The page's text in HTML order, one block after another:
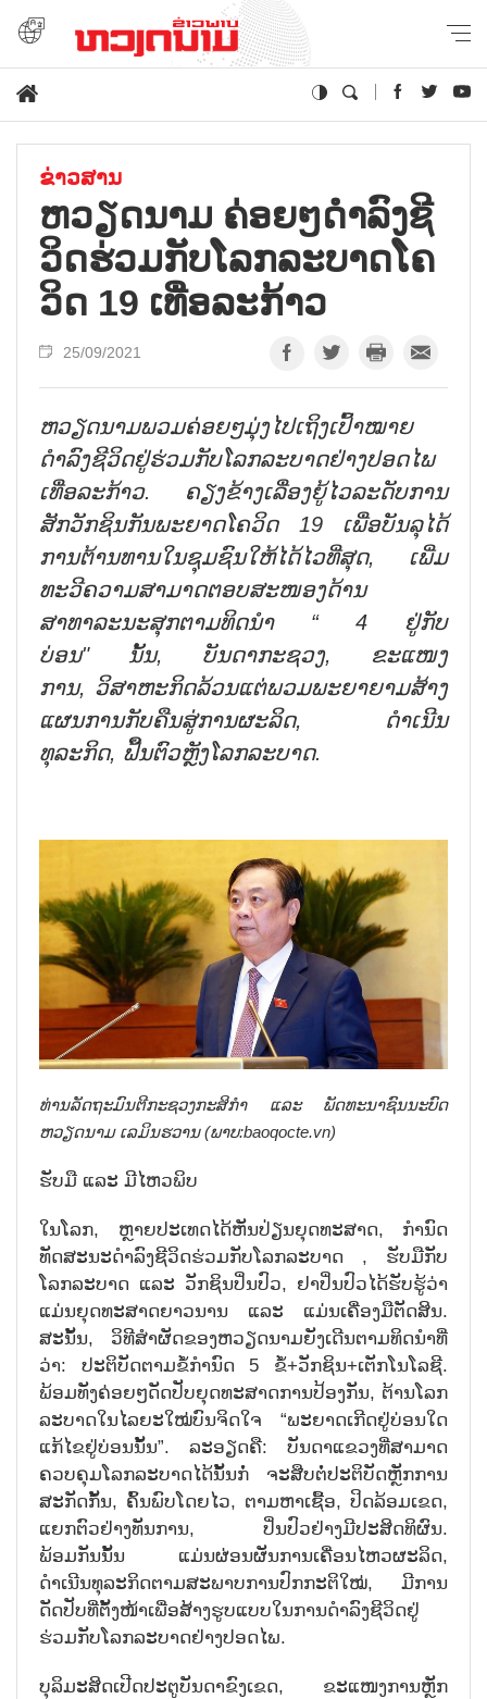
ຂ່າວສານ
ຫວຽດ​ນາມ ​ຄ່ອຍໆດຳ​ລົງ​ຊີ​
ວິດ​ຮ່ວມ​ກັບ​ໂລກ​ລະ​ບາດ​ໂຄ
ວິດ 19 ເທື່ອ​ລະ​ກ້າວ
25/09/2021
ຫວຽດນາມພວມຄ່ອຍໆມຸ່ງໄປເຖິງເປົ້າໝາຍ
ດຳລົງຊີວິດຢູ່ຮ່ວມກັບໂລກລະບາດຢ່າງປອດໄພ
ເທື່ອລະກ້າວ. ຄຽງຂ້າງເລື່ອງຍູ້ໄວລະດັບການ
ສັກວັກຊິນກັນພະຍາດໂຄວິດ 19 ເພື່ອບັນລຸໄດ້
ການຕ້ານທານໃນຊຸມຊົນໃຫ້ໄດ້ໄວທີ່ສຸດ, ເພີ່ມ
ທະວີຄວາມສາມາດຕອບສະໜອງດ້ານ
ສາທາລະນະສຸກຕາມທິດນຳ “ 4 ຢູ່ກັບ
ບ່ອນ" ນັ້ນ, ບັນດາກະຊວງ, ຂະແໜງ
ການ, ວິສາຫະກິດລ້ວນແຕ່ພວມພະຍາຍາມສ້າງ
ແຜນການກັບຄືນສູ່ການຜະລິດ, ດຳເນີນ
ທຸລະກິດ, ຟື້ນຕົວຫຼັງໂລກລະບາດ.
ທ່ານລັດຖະມົນຕີກະຊວງກະສິກຳ ແລະ ພັດທະນາຊົນນະບົດ
ຫວຽດນາມ ເລມິນຮວານ (ພາບ:baoqocte.vn)
ຮັບມື ແລະ ມີໄຫວພິບ
ໃນໂລກ, ຫຼາຍປະເທດໄດ້ຫັນປ່ຽນຍຸດທະສາດ, ກຳນົດ
ທັດສະນະດຳລົງຊີວິດຮ່ວມກັບໂລກລະບາດ , ຮັບມືກັບ
ໂລກລະບາດ ແລະ ວັກຊິນປິ່ນປົວ, ຢາປິ່ນປົວໄດ້ຮັບຮູ້ວ່າ
ແມ່ນຍຸດທະສາດຍາວນານ ແລະ ແມ່ນເຄື່ອງມືຕັດສິນ.
ສະນັ້ນ, ວິທີສຳຜັດຂອງຫວຽດນາມຍັງເດີນຕາມທິດນຳທີ່
ວ່າ: ປະຕິບັດຕາມຂໍ້ກຳນົດ 5 ຂໍ້+ວັກຊິນ+ເຕັກໂນໂລຊີ.
ພ້ອມທັງຄ່ອຍໆດັດປັບຍຸດທະສາດການປ້ອງກັນ, ຕ້ານໂລກ
ລະບາດໃນໄລຍະໃໝ່ບົນຈິດໃຈ “ພະຍາດເກີດຢູ່ບ່ອນໃດ
ແກ້ໄຂຢູ່ບ່ອນນັ້ນ”. ລະອຽດຄື: ບັນດາແຂວງທີ່ສາມາດ
ຄວບຄຸມໂລກລະບາດໄດ້ນັ້ນກໍ່ ຈະສືບຕໍ່ປະຕິບັດຫຼັກການ
ສະກັດກັ້ນ, ຄົ້ນພົບໂດຍໄວ, ຕາມຫາເຊື້ອ, ປິດລ້ອມເຂດ,
ແຍກຕົວຢ່າງທັນການ, ປິ່ນປົວຢ່າງມີປະສິດທິຜົນ.
ພ້ອມກັນນັ້ນ ແມ່ນຜ່ອນຜັນການເຄື່ອນໄຫວຜະລິດ,
ດຳເນີນທຸລະກິດຕາມສະພາບການປົກກະຕິໃໝ່, ມີການ
ດັດປັບທີ່ຕັ້ງໜ້າເພື່ອສ້າງຮູບແບບໃນການດຳລົງຊີວິດຢູ່
ຮ່ວມກັບໂລກລະບາດຢ່າງປອດໄພ.
ບຸລິມະສິດເປີດປະຕູບັນດາຂົງເຂດ, ຂະແໜງການຫຼັກ